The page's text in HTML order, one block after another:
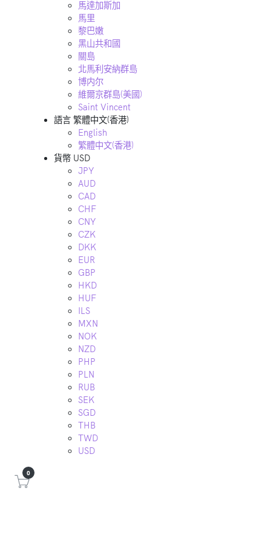
馬達加斯加
馬里
黎巴嫩
黑山共和國
關島
北馬利安納群島
博内尔
維爾京群島(美國)
Saint Vincent
語言 繁體中文(香港)
English
繁體中文(香港)
貨幣 USD
JPY
AUD
CAD
CHF
CNY
CZK
DKK
EUR
GBP
HKD
HUF
ILS
MXN
NOK
NZD
PHP
PLN
RUB
SEK
SGD
THB
TWD
USD
0